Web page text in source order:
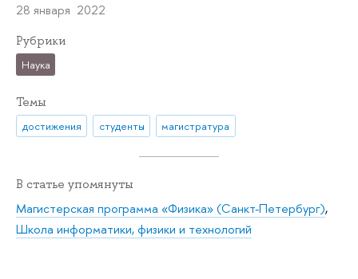
28 января 2022
Рубрики
Наука
Темы
достижения студенты магистратура
В статье упомянуты
Магистерская программа «Физика» (Санкт-Петербург),
Школа информатики, физики и технологий